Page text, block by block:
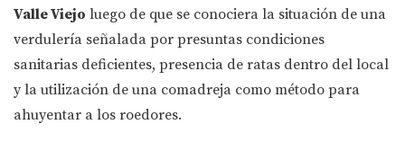
Valle Viejo luego de que se conociera la situación de una
verdulería señalada por presuntas condiciones
sanitarias deficientes, presencia de ratas dentro del local
y la utilización de una comadreja como método para
ahuyentar a los roedores.